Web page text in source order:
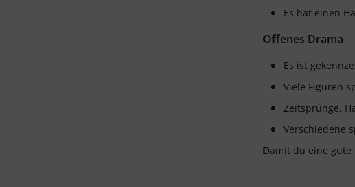
Es hat einen
Offenes Drama
Es ist
Viele Figuren
Zeitsprünge,
Verschiedene
Damit du eine